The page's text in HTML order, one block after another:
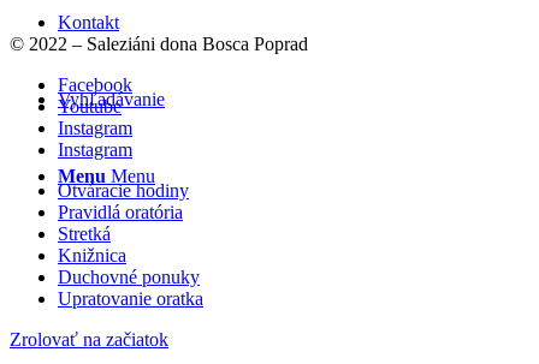
Kontakt
Vyhľadávanie
Menu Menu
© 2022 – Saleziáni dona Bosca Poprad
Facebook
Youtube
Instagram
Instagram
Otváracie hodiny
Pravidlá oratória
Stretká
Knižnica
Duchovné ponuky
Upratovanie oratka
Zrolovať na začiatok